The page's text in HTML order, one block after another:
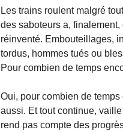
Les trains roulent malgré
des saboteurs a,
réinventé. Embouteillages,
tordus, hommes tués ou
Pour combien de temps
Oui, pour combien de
aussi. Et tout continue,
rend pas compte des